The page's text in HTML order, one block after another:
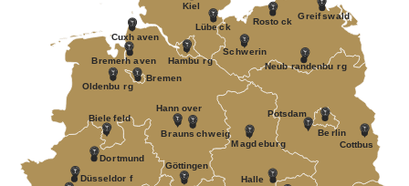
Halle
Be r lin
Magdeburg
Göttingen
Düsseldor f
Dortmund
Biele feld
Brauns chweig
Hann over
Bremen
Oldenbu rg
Hambu rg
Greifswald
Lübe ck
Kiel
Cuxh aven
Bremerh aven
Rosto ck
Schwerin
Cottbus
Potsdam
Neub randenbu rg